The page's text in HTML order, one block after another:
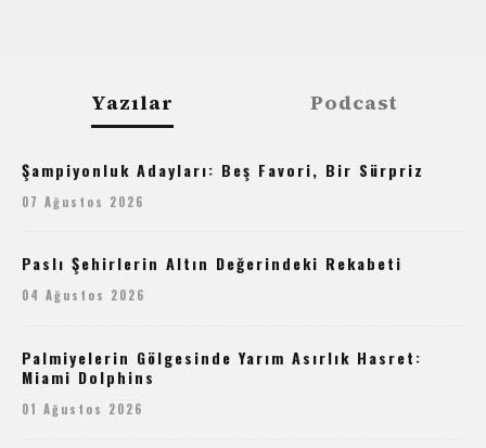
Yazılar Podcast
Şampiyonluk Adayları: Beş Favori, Bir Sürpriz
07 Ağustos 2026
Paslı Şehirlerin Altın Değerindeki Rekabeti
04 Ağustos 2026
Palmiyelerin Gölgesinde Yarım Asırlık Hasret:
Miami Dolphins
01 Ağustos 2026